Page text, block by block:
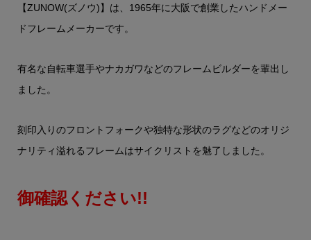
【ZUNOW(ズノウ)】は、1965年に大阪で創業したハンドメー
ドフレームメーカーです。
有名な自転車選手やナカガワなどのフレームビルダーを輩出し
ました。
刻印入りのフロントフォークや独特な形状のラグなどのオリジ
ナリティ溢れるフレームはサイクリストを魅了しました。
御確認ください!!